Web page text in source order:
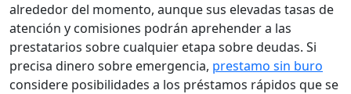
alrededor del momento, aunque sus elevadas tasas de
atención y comisiones podrán aprehender a las
prestatarios sobre cualquier etapa sobre deudas. Si
precisa dinero sobre emergencia, prestamo sin buro
considere posibilidades a los préstamos rápidos que se